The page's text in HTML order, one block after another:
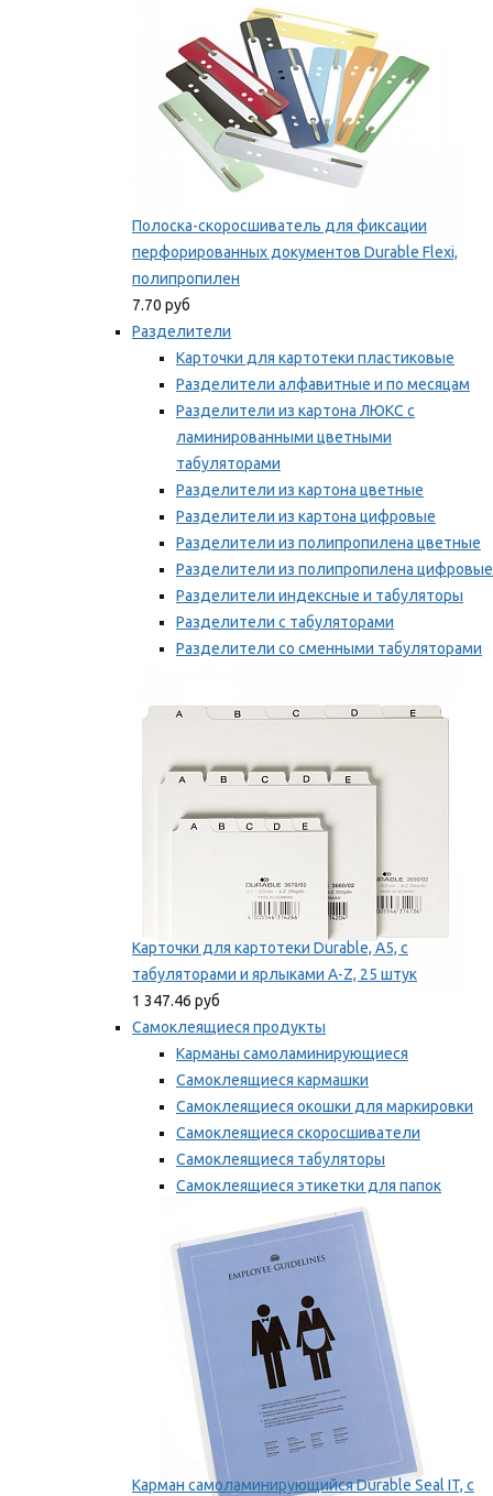
Полоска-скоросшиватель для фиксации
перфорированных документов Durable Flexi,
полипропилен
7.70 руб
Разделители
Карточки для картотеки пластиковые
Разделители алфавитные и по месяцам
Разделители из картона ЛЮКС с
ламинированными цветными
табуляторами
Разделители из картона цветные
Разделители из картона цифровые
Разделители из полипропилена цветные
Разделители из полипропилена цифровые
Разделители индексные и табуляторы
Разделители с табуляторами
Разделители со сменными табуляторами
Карточки для картотеки Durable, A5, с
табуляторами и ярлыками A-Z, 25 штук
1 347.46 руб
Самоклеящиеся продукты
Карманы самоламинирующиеся
Самоклеящиеся кармашки
Самоклеящиеся окошки для маркировки
Самоклеящиеся скоросшиватели
Самоклеящиеся табуляторы
Самоклеящиеся этикетки для папок
Таблички для маркировки
Мы рекомендуем
Карман самоламинирующийся Durable Seal IT, с